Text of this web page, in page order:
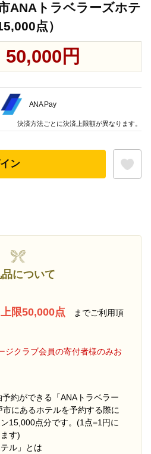
ANAトラベラーズホテ
点）
50,000円
ン
について
限50,000点
までご利用頂
ジクラブ会員の寄付者様のみお
約ができる「ANAトラベラー
にあるホテルを予約する際に
15,000点分です。(1点=1円に
す)
ル」とは
ANA Pay
決済方法ごとに決済上限額が異なります。